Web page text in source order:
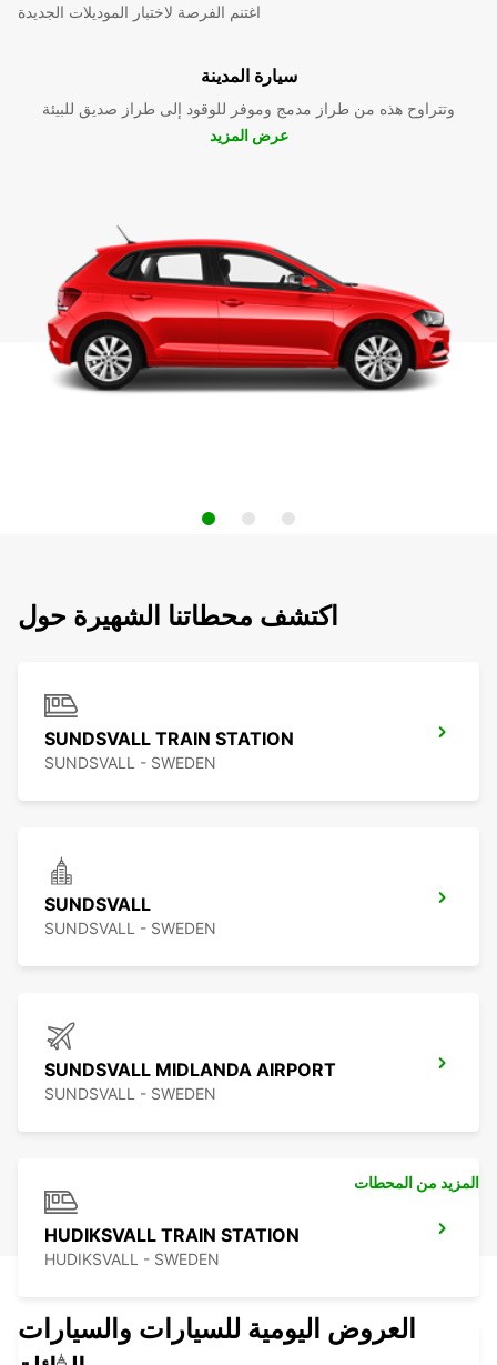
اغتنم الفرصة لاختبار الموديلات الجديدة
سيارة المدينة
وتتراوح هذه من طراز مدمج وموفر للوقود إلى طراز صديق للبيئة
عرض المزيد
اكتشف محطاتنا الشهيرة حول
SUNDSVALL TRAIN STATION
SUNDSVALL - SWEDEN
SUNDSVALL
SUNDSVALL - SWEDEN
SUNDSVALL MIDLANDA AIRPORT
SUNDSVALL - SWEDEN
HUDIKSVALL TRAIN STATION
HUDIKSVALL - SWEDEN
المزيد من المحطات
العروض اليومية للسيارات والسيارات